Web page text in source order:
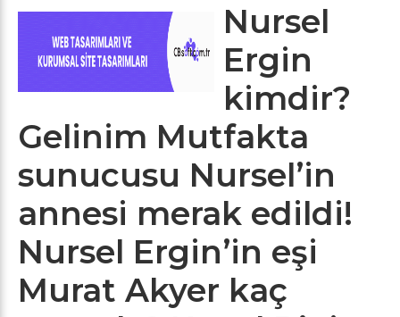
Nursel
Ergin
kimdir?
Gelinim Mutfakta
sunucusu Nursel’in
annesi merak edildi!
Nursel Ergin’in eşi
Murat Akyer kaç